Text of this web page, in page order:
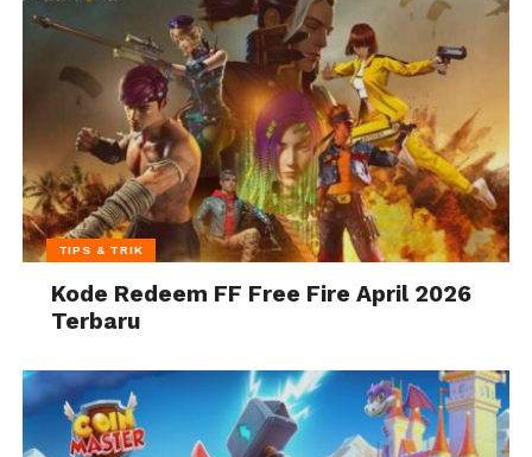
TIPS & TRIK
Kode Redeem FF Free Fire April 2026
Terbaru